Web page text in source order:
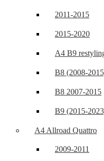
2011-2015
2015-2020
A4 B9
B8 (2008-
B8 2007-2015
B9 (2015-
A4 Allroad Quattro
2009-2011